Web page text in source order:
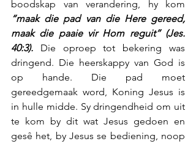
“maak die pad van die Here gereed,
maak die paaie vir Hom reguit” (Jes.
40:3). Die oproep tot bekering was
dringend. Die heerskappy van God is
op hande. Die pad moet
gereedgemaak word, Koning Jesus is
in hulle midde. Sy dringendheid om uit
te kom by dit wat Jesus gedoen en
gesê het, by Jesus se bediening, noop